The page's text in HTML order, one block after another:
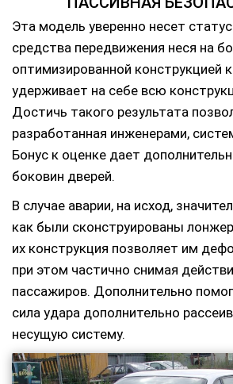
Эта модель уверенно несет
средства передвижения неся на
оптимизированной конструкцией
удерживает на себе всю
Достичь такого результата
разработанная инженерами,
Бонус к оценке дает
боковин дверей.
В случае аварии, на исход,
как были сконструированы
их конструкция позволяет им
при этом частично снимая
пассажиров. Дополнительно
сила удара дополнительно
несущую систему.